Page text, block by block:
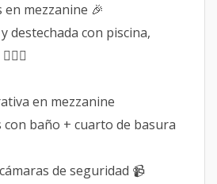
en mezzanine 🎉
destechada con piscina,
en mezzanine
con baño + cuarto de basura
de seguridad 📹